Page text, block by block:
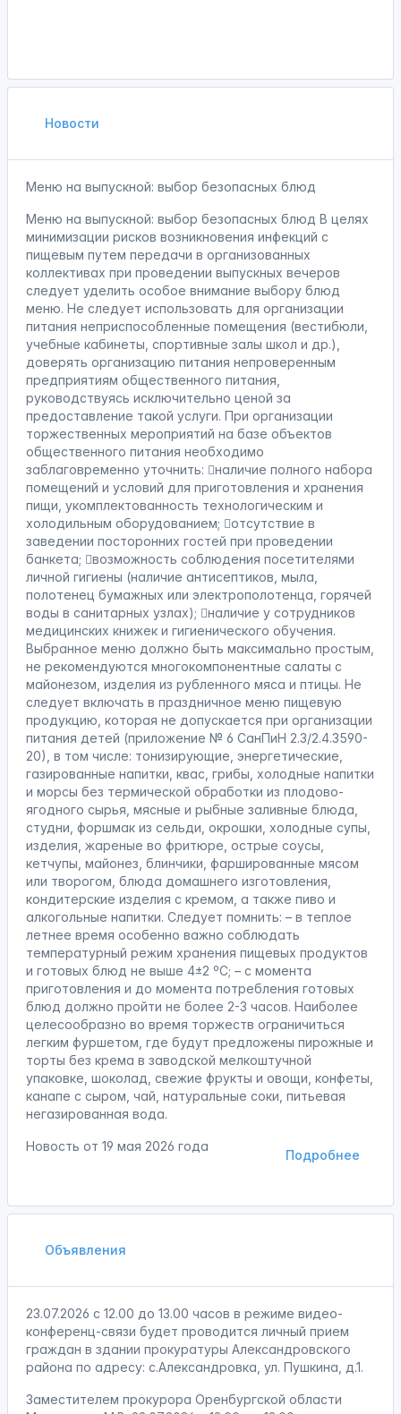
Новости
Меню на выпускной: выбор безопасных блюд
Меню на выпускной: выбор безопасных блюд В целях
минимизации рисков возникновения инфекций с
пищевым путем передачи в организованных
коллективах при проведении выпускных вечеров
следует уделить особое внимание выбору блюд
меню. Не следует использовать для организации
питания неприспособленные помещения (вестибюли,
учебные кабинеты, спортивные залы школ и др.),
доверять организацию питания непроверенным
предприятиям общественного питания,
руководствуясь исключительно ценой за
предоставление такой услуги. При организации
торжественных мероприятий на базе объектов
общественного питания необходимо
заблаговременно уточнить: наличие полного набора
помещений и условий для приготовления и хранения
пищи, укомплектованность технологическим и
холодильным оборудованием; отсутствие в
заведении посторонних гостей при проведении
банкета; возможность соблюдения посетителями
личной гигиены (наличие антисептиков, мыла,
полотенец бумажных или электрополотенца, горячей
воды в санитарных узлах); наличие у сотрудников
медицинских книжек и гигиенического обучения.
Выбранное меню должно быть максимально простым,
не рекомендуются многокомпонентные салаты с
майонезом, изделия из рубленного мяса и птицы. Не
следует включать в праздничное меню пищевую
продукцию, которая не допускается при организации
питания детей (приложение № 6 СанПиН 2.3/2.4.3590-
20), в том числе: тонизирующие, энергетические,
газированные напитки, квас, грибы, холодные напитки
и морсы без термической обработки из плодово-
ягодного сырья, мясные и рыбные заливные блюда,
студни, форшмак из сельди, окрошки, холодные супы,
изделия, жареные во фритюре, острые соусы,
кетчупы, майонез, блинчики, фаршированные мясом
или творогом, блюда домашнего изготовления,
кондитерские изделия с кремом, а также пиво и
алкогольные напитки. Следует помнить: – в теплое
летнее время особенно важно соблюдать
температурный режим хранения пищевых продуктов
и готовых блюд не выше 4±2 ºС; – с момента
приготовления и до момента потребления готовых
блюд должно пройти не более 2-3 часов. Наиболее
целесообразно во время торжеств ограничиться
легким фуршетом, где будут предложены пирожные и
торты без крема в заводской мелкоштучной
упаковке, шоколад, свежие фрукты и овощи, конфеты,
канапе с сыром, чай, натуральные соки, питьевая
негазированная вода.
Подробнее
Новость от 19 мая 2026 года
Объявления
23.07.2026 с 12.00 до 13.00 часов в режиме видео-
конференц-связи будет проводится личный прием
граждан в здании прокуратуры Александровского
района по адресу: с.Александровка, ул. Пушкина, д.1.
Заместителем прокурора Оренбургской области